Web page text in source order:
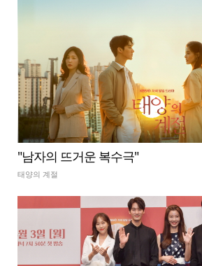
"남자의 뜨거운 복수극"
태양의 계절